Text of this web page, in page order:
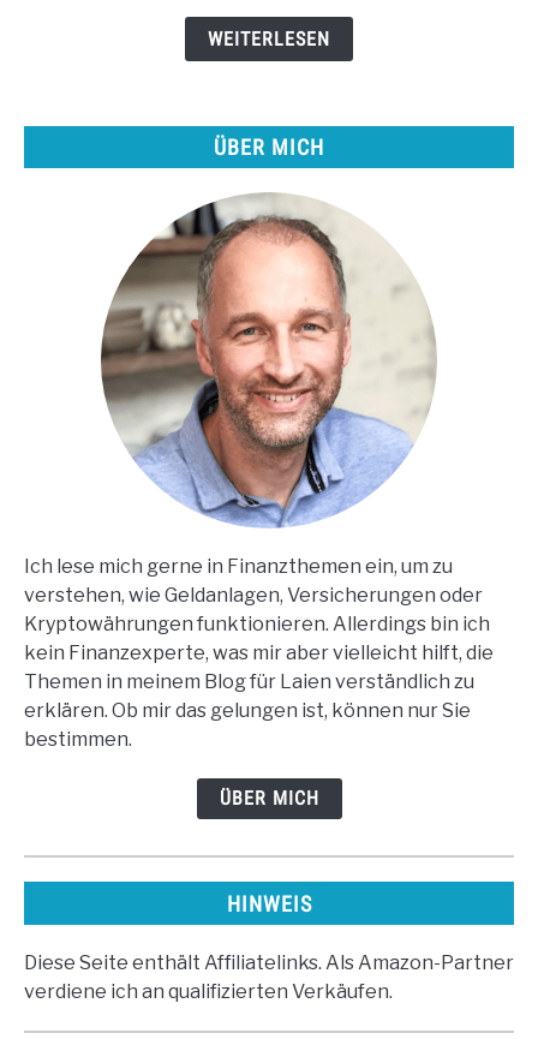
investieren
WEITERLESEN
ÜBER MICH
Ich lese mich gerne in Finanzthemen ein, um zu
verstehen, wie Geldanlagen, Versicherungen oder
Kryptowährungen funktionieren. Allerdings bin ich
kein Finanzexperte, was mir aber vielleicht hilft, die
Themen in meinem Blog für Laien verständlich zu
erklären. Ob mir das gelungen ist, können nur Sie
bestimmen.
ÜBER MICH
HINWEIS
Diese Seite enthält Affiliatelinks. Als Amazon-Partner
verdiene ich an qualifizierten Verkäufen.